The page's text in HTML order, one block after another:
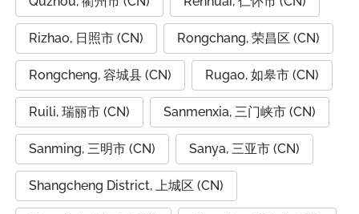
Rizhao, 日照市 (CN) Rongchang, 荣昌区 (CN)
Rongcheng, 容城县 (CN) Rugao, 如皋市 (CN)
Ruili, 瑞丽市 (CN) Sanmenxia, 三门峡市 (CN)
Sanming, 三明市 (CN) Sanya, 三亚市 (CN)
Shangcheng District, 上城区 (CN)